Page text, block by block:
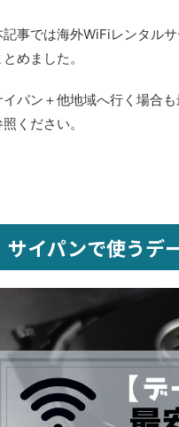
記事では海外WiFiレンタル
とめました。
イパン＋他地域へ行く場合
ください。
サイパンで使うデ